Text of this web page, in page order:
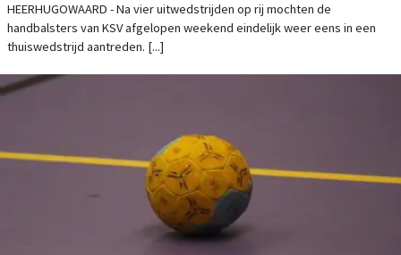
HEERHUGOWAARD - Na vier uitwedstrijden op rij mochten de
handbalsters van KSV afgelopen weekend eindelijk weer eens in een
thuiswedstrijd aantreden. [...]